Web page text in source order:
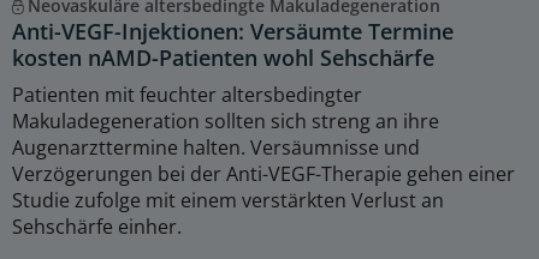
Neovaskuläre altersbedingte Makuladegeneration
Anti-VEGF-Injektionen: Versäumte Termine
kosten nAMD-Patienten wohl Sehschärfe
Patienten mit feuchter altersbedingter
Makuladegeneration sollten sich streng an ihre
Augenarzttermine halten. Versäumnisse und
Verzögerungen bei der Anti-VEGF-Therapie gehen einer
Studie zufolge mit einem verstärkten Verlust an
Sehschärfe einher.